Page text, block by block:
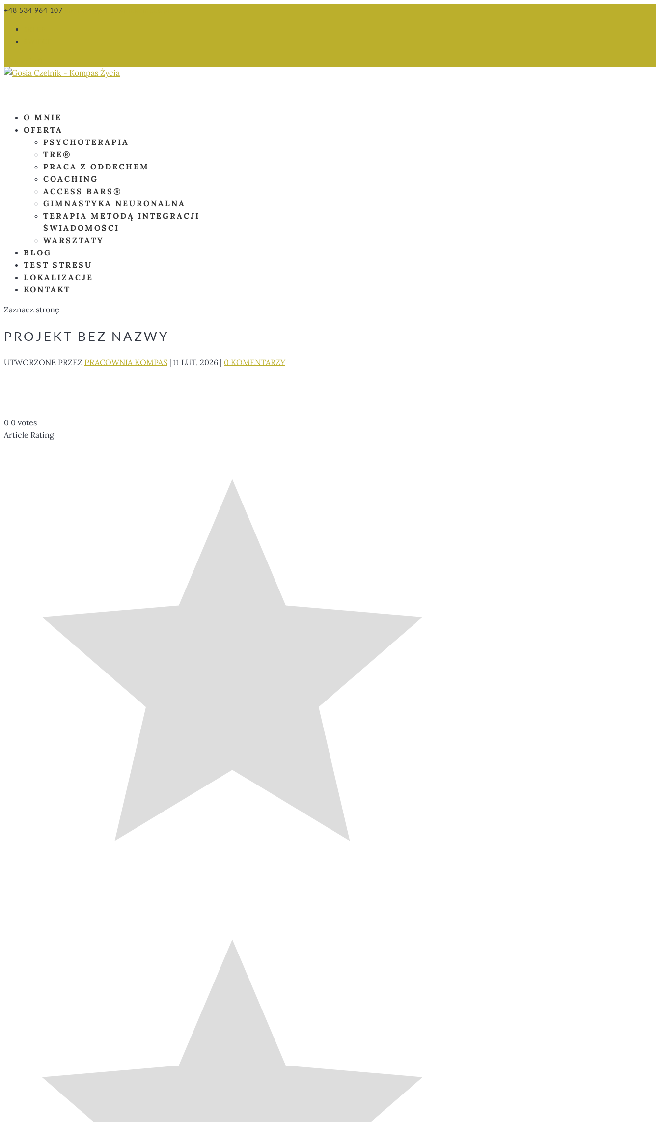
+48 534 964 107
O MNIE
OFERTA
PSYCHOTERAPIA
TRE®
PRACA Z ODDECHEM
COACHING
ACCESS BARS®
GIMNASTYKA NEURONALNA
TERAPIA METODĄ INTEGRACJI
ŚWIADOMOŚCI
WARSZTATY
BLOG
TEST STRESU
LOKALIZACJE
KONTAKT
Zaznacz stronę
PROJEKT BEZ NAZWY
UTWORZONE PRZEZ PRACOWNIA KOMPAS | 11 LUT, 2026 | 0 KOMENTARZY
0 0 votes
Article Rating